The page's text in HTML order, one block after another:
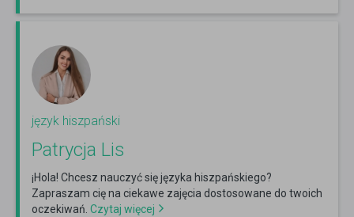
język hiszpański
Patrycja Lis
¡Hola! Chcesz nauczyć się języka hiszpańskiego?
Zapraszam cię na ciekawe zajęcia dostosowane do twoich
oczekiwań. Czytaj więcej